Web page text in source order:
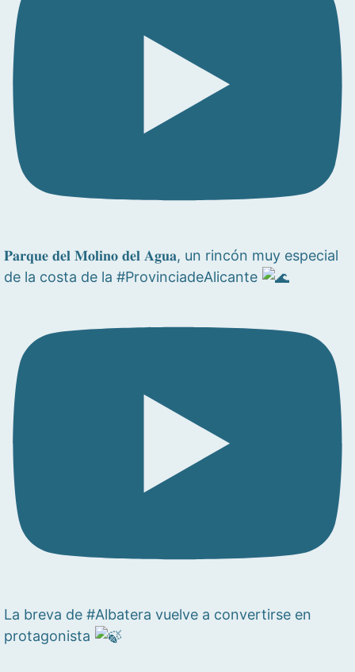
𝐏𝐚𝐫𝐪𝐮𝐞 𝐝𝐞𝐥 𝐌𝐨𝐥𝐢𝐧𝐨 𝐝𝐞𝐥 𝐀𝐠𝐮𝐚, un rincón muy especial
de la costa de la #ProvinciadeAlicante
La breva de #Albatera vuelve a convertirse en
protagonista